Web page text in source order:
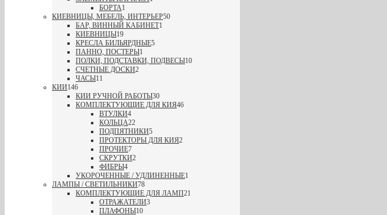
БОРТА1
КИЕВНИЦЫ, МЕБЕЛЬ, ИНТЕРЬЕР50
БАР, ВИННЫЙ КАБИНЕТ1
КИЕВНИЦЫ19
КРЕСЛА БИЛЬЯРДНЫЕ5
ПАННО, ПОСТЕРЫ1
ПОЛКИ, ПОДСТАВКИ, ПОДВЕСЫ10
СЧЕТНЫЕ ДОСКИ2
ЧАСЫ11
КИИ146
КИИ РУЧНОЙ РАБОТЫ30
КОМПЛЕКТУЮЩИЕ ДЛЯ КИЯ46
ВТУЛКИ4
КОЛЬЦА22
ПОДПЯТНИКИ5
ПРОТЕКТОРЫ ДЛЯ КИЯ2
ПРОЧИЕ7
СКРУТКИ2
ФИБРЫ4
УКОРОЧЕННЫЕ / УДЛИНЕННЫЕ1
ЛАМПЫ / СВЕТИЛЬНИКИ78
КОМПЛЕКТУЮЩИЕ ДЛЯ ЛАМП21
ОТРАЖАТЕЛИ3
ПЛАФОНЫ10